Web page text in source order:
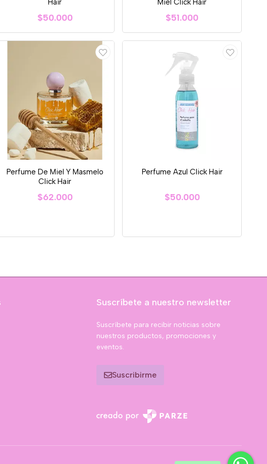
Hair
$50.000
Miel Click Hair
$51.000
Perfume De Miel Y Masmelo
Click Hair
$62.000
Perfume Azul Click Hair
$50.000
Suscríbete a nuestro newsletter
Suscríbete para recibir noticias sobre
nuestros productos, promociones y
eventos.
Suscribirme